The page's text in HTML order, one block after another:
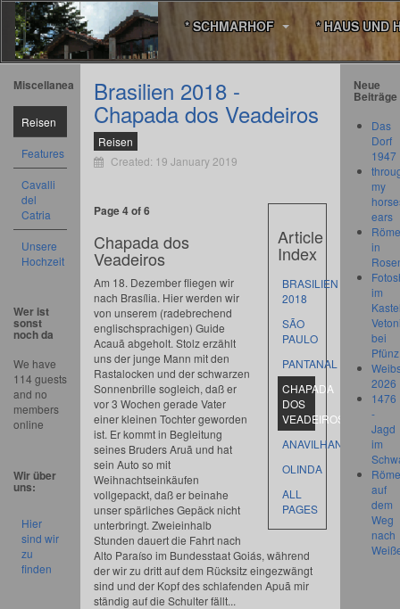
* SCHMARHOF * HAUS UND
Brasilien 2018 -
Chapada dos Veadeiros
Reisen
Created: 19 January 2019
Article
Index
BRASILIEN
2018
SÃO
PAULO
PANTANAL
CHAPADA
DOS
VEADEIROS
ANAVILHANAS
OLINDA
ALL
PAGES
Page 4 of 6
Chapada dos
Veadeiros
Am 18. Dezember fliegen wir
nach Brasília. Hier werden wir
von unserem (radebrechend
englischsprachigen) Guide
Acauã abgeholt. Stolz erzählt
uns der junge Mann mit den
Rastalocken und der schwarzen
Sonnenbrille sogleich, daß er
vor 3 Wochen gerade Vater
einer kleinen Tochter geworden
ist. Er kommt in Begleitung
seines Bruders Aruã und hat
sein Auto so mit
Weihnachtseinkäufen
vollgepackt, daß er beinahe
unser spärliches Gepäck nicht
unterbringt. Zweieinhalb
Stunden dauert die Fahrt nach
Alto Paraíso im Bundesstaat Goiás, während
der wir zu dritt auf dem Rücksitz eingezwängt
sind und der Kopf des schlafenden Apuã mir
ständig auf die Schulter fällt...
Miscellanea
Reisen
Features
Cavalli
del
Catria
Unsere
Hochzeit
Wer ist
sonst
noch da
We have
114 guests
and no
members
online
Wir über
uns:
Hier
sind wir
zu
finden
Neue
Beiträge
Das
Dorf
1947
my
ears
in
im
bei
Pfünz
2026
1476
-
Jagd
im
auf
dem
Weg
nach